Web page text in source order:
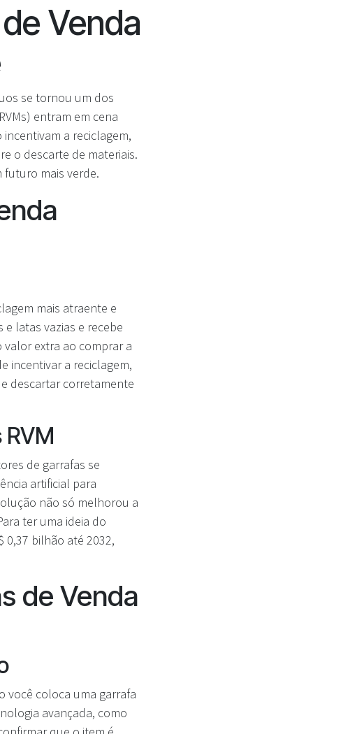
Venda
se tornou um dos
entram em cena
a reciclagem,
o descarte de materiais.
mais verde.
mais atraente e
latas vazias e recebe
extra ao comprar a
incentivar a reciclagem,
descartar corretamente
de garrafas se
artificial para
não só melhorou a
ter uma ideia do
0,37 bilhão até 2032,
de Venda
você coloca uma garrafa
avançada, como